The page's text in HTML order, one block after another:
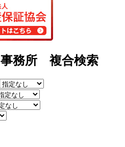
務所 複合検索